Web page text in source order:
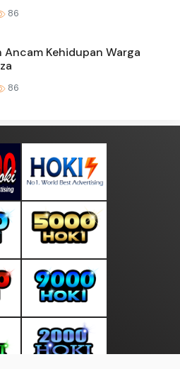
86
Ancam Kehidupan Warga
86